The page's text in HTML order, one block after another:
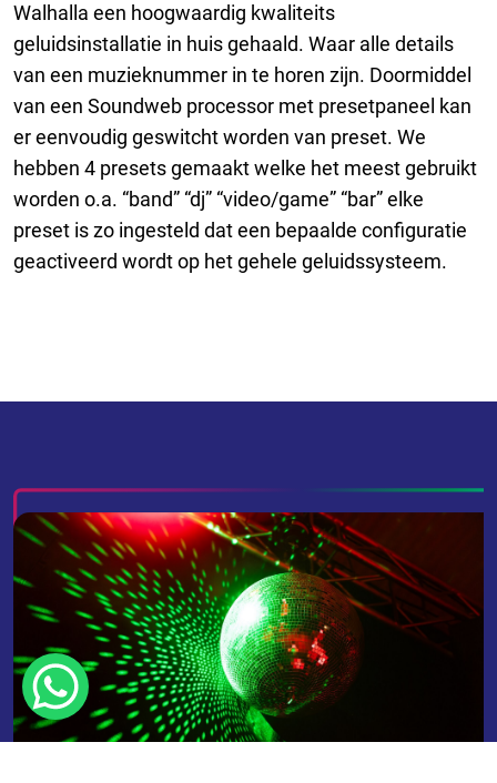
Walhalla een hoogwaardig kwaliteits
geluidsinstallatie in huis gehaald. Waar alle details
van een muzieknummer in te horen zijn. Doormiddel
van een Soundweb processor met presetpaneel kan
er eenvoudig geswitcht worden van preset. We
hebben 4 presets gemaakt welke het meest gebruikt
worden o.a. “band” “dj” “video/game” “bar” elke
preset is zo ingesteld dat een bepaalde configuratie
geactiveerd wordt op het gehele geluidssysteem.